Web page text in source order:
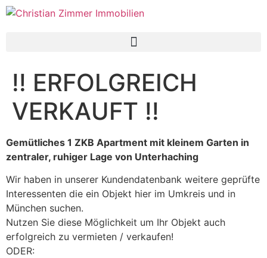
!! ERFOLGREICH
VERKAUFT !!
Gemütliches 1 ZKB Apartment mit kleinem Garten in
zentraler, ruhiger Lage von Unterhaching
Wir haben in unserer Kundendatenbank weitere geprüfte
Interessenten die ein Objekt hier im Umkreis und in
München suchen.
Nutzen Sie diese Möglichkeit um Ihr Objekt auch
erfolgreich zu vermieten / verkaufen!
ODER: